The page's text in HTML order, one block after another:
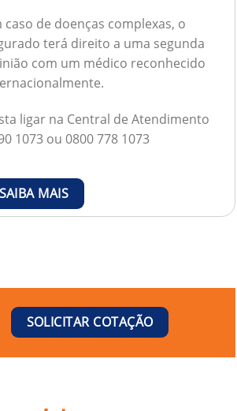
caso de doenças complexas, o
terá direito a uma segunda
com um médico reconhecido
ligar na Central de Atendimento
1073 ou 0800 778 1073
SAIBA MAIS
SOLICITAR COTAÇÃO